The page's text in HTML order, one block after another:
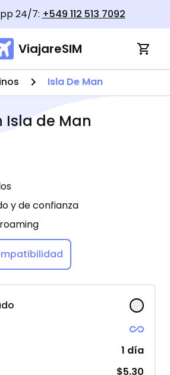
24/7: +549 112 513 7092
ViajareSIM
Isla De Man
Isla de Man
y de confianza
1 día
$5.30